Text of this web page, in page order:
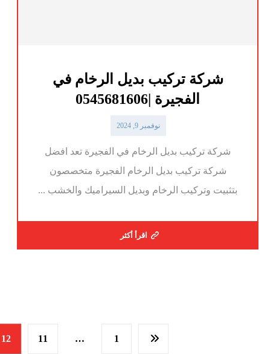
شركة تركيب بديل الرخام في
الفجيرة |0545681606
نوفمبر 9, 2024
شركة تركيب بديل الرخام في الفجيرة تعد افضل
شركة تركيب بديل الرخام الفجيرة متخصصون
بتثبيت وتركيب الرخام وبديل السيراميك والخشب ...
اقرأ أكثر
1
…
11
12